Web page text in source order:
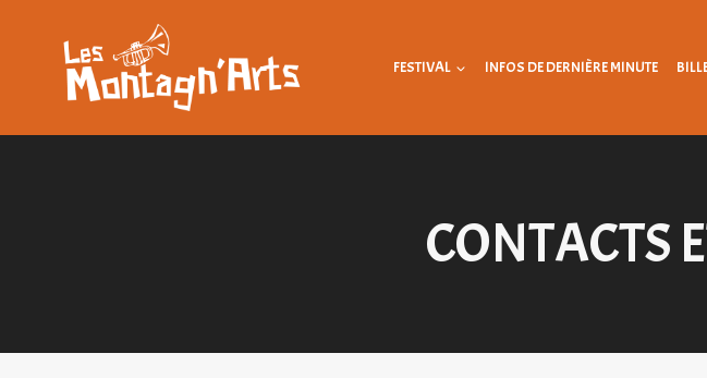
contenu
FESTIVAL INFOS DE DERNIÈRE MINUTE
CONTACTS